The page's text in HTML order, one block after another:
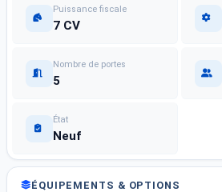
Puissance fiscale
7 CV
Nombre de portes
5
État
Neuf
ÉQUIPEMENTS & OPTIONS